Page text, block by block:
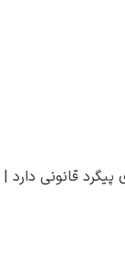
قانونی دارد |